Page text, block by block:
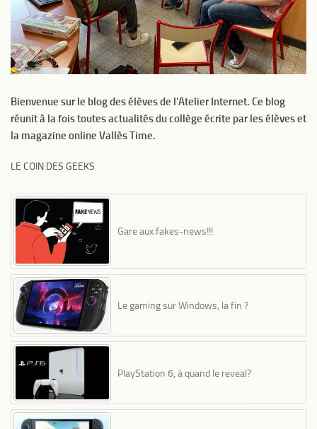
Bienvenue sur le blog des élèves de l'Atelier Internet. Ce blog
réunit à la fois toutes actualités du collège écrite par les élèves et
la magazine online Vallès Time.
LE COIN DES GEEKS
Gare aux fakes-news!!!
Le gaming sur Windows, la fin ?
PlayStation 6, à quand le reveal?